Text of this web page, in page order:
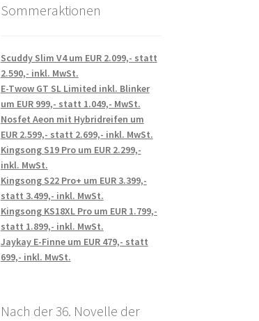
Sommeraktionen
Scuddy Slim V4 um EUR 2.099,- statt
2.590,- inkl. MwSt.
E-Twow GT SL Limited inkl. Blinker
um EUR 999,- statt 1.049,- MwSt.
Nosfet Aeon mit Hybridreifen um
EUR 2.599,- statt 2.699,- inkl. MwSt.
Kingsong S19 Pro um EUR 2.299,-
inkl. MwSt.
Kingsong S22 Pro+ um EUR 3.399,-
statt 3.499,- inkl. MwSt.
Kingsong KS18XL Pro um EUR 1.799,-
statt 1.899,- inkl. MwSt.
Jaykay E-Finne um EUR 479,- statt
699,- inkl. MwSt.
Nach der 36. Novelle der